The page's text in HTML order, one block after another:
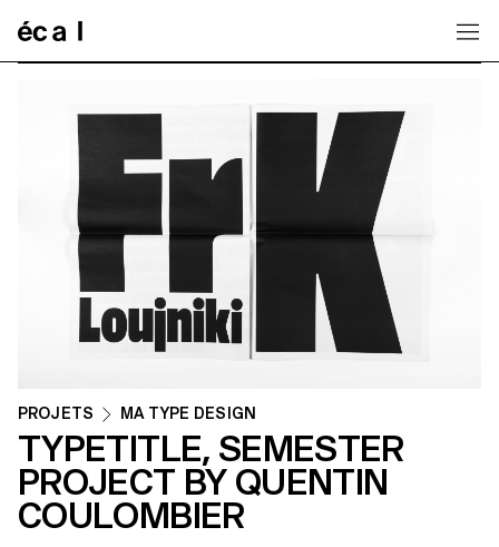
PROJETS MA TYPE DESIGN
TYPETITLE, SEMESTER
PROJECT BY QUENTIN
COULOMBIER